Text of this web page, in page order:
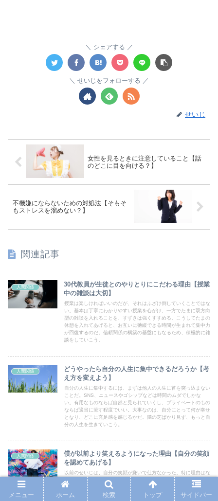
シェアする
せいじをフォローする
せいじ
女性を見るときに注意していること【話
のどこに目を向ける？】
不機嫌にならないための対処法【そもそ
もストレスを溜めない？】
関連記事
人間関係
30代教員が生徒とのやりとりにこだわる理由【授業
中の雑談は大切】
授業は楽しければいいのだが、それはふざけ倒していくことではな
い。基本は丁寧にわかりやすい授業を心がけ、一方でたまに双方向
型の雑談を入れることを、すずきは強くすすめる。こうしてたまの
休憩を入れてあげると、お互いに弛緩できる時間が生まれて集中力
が回復するのだ。信頼関係の構築の基盤にもなるため、積極的に雑
談をしていこう。
人間関係
どうやったら自分の人生に集中できるだろうか【考
え方を変えよう】
自分の人生に集中するには、まずは他人の人生に首を突っ込まない
ことだ。SNS、ニュースやゴシップなどは時間のムダでしかな
い。有用なものならば自然と見られていくし、プライベートのもの
ならば適当に流す程度でいい。大事なのは、自分にとって何が幸せ
となり、どこに充足感を感じるかだ。隣の芝ばかり見ず、もっと自
分の人生を生きていこう。
人間関係
僕が以前より笑えるようになった理由【自分の笑顔
を認めてあげる】
以前のせいじは、自分の笑顔が嫌いで仕方なかった。特に理由はな
かったが、何か自分に制約を課していたのだと思う。でもそんな人
生、楽しいはずがない。たくさん笑い、たくさん笑わせることで、
ストレスの大半は消えてゆく。人生は一度きりなら、たくさん笑っ
メニュー ホーム 検索 トップ サイドバー